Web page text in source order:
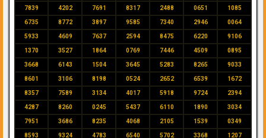
7839 4202 7691 8317 2488 0651 1085
6735 8772 3897 9585 7340 2946 0064
5933 4609 7637 2594 8475 6220 9106
1370 3527 1864 0769 7446 4509 0895
3668 6143 1504 3645 5283 8265 9033
8601 3106 8198 0524 2652 6539 1672
8357 7589 3134 4017 5918 9724 2394
4287 8260 0245 5437 6110 1890 3034
7951 3686 8235 4068 2105 1539 0349
8593 9324 4783 6540 5702 3368 1207